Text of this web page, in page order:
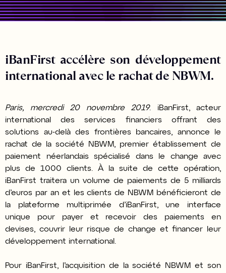
iBanFirst accélère son développement
international avec le rachat de NBWM.
Paris, mercredi 20 novembre 2019. iBanFirst, acteur
international des services financiers offrant des
solutions au-delà des frontières bancaires, annonce le
rachat de la société NBWM, premier établissement de
paiement néerlandais spécialisé dans le change avec
plus de 1000 clients. À la suite de cette opération,
iBanFirst traitera un volume de paiements de 5 milliards
d’euros par an et les clients de NBWM bénéficieront de
la plateforme multiprimée d’iBanFirst, une interface
unique pour payer et recevoir des paiements en
devises, couvrir leur risque de change et financer leur
développement international.
Pour iBanFirst, l’acquisition de la société NBWM et son